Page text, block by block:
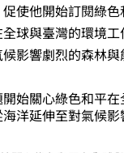
使他開始訂閱綠
球與臺灣的環境工
影響劇烈的森林與